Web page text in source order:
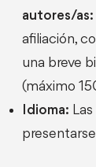
autores/as:
afiliación,
una breve
(máximo
Idioma: